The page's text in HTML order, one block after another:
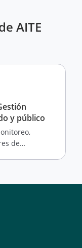
AITE
y público
de